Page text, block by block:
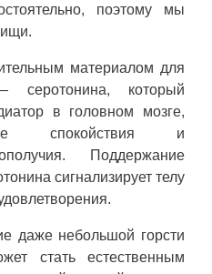
поэтому мы
материалом для
серотонина, который
в головном мозге,
спокойствия и
Поддержание
сигнализирует телу
даже небольшой горсти
стать естественным